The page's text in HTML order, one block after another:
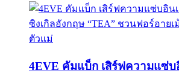
4EVE คัมแบ็ก เสิร์ฟความแซ่บ